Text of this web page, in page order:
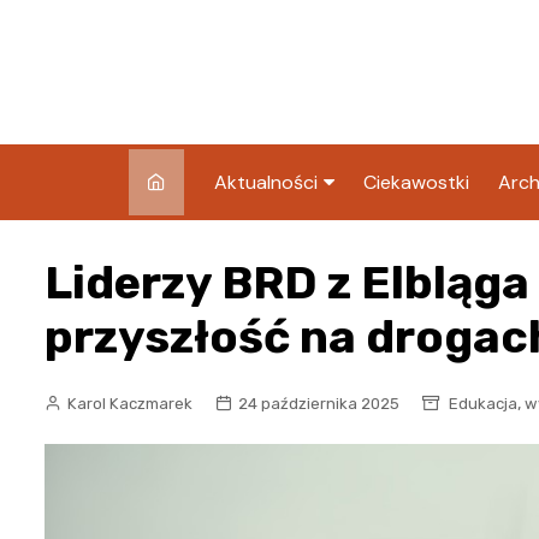
Aktualności
Blog
Ciekawostki
Liderzy BRD z
przyszłość na
Karol Kaczmarek 24 października 2025 Edukacja,